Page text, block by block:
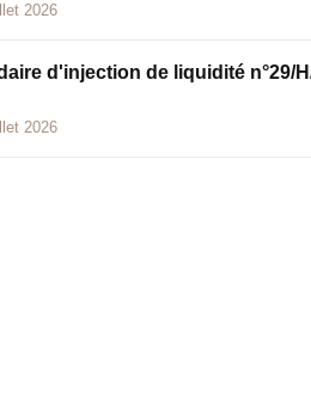
2026
d'injection de liquidité n°29/
2026